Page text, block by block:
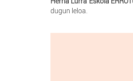
dugun leloa.